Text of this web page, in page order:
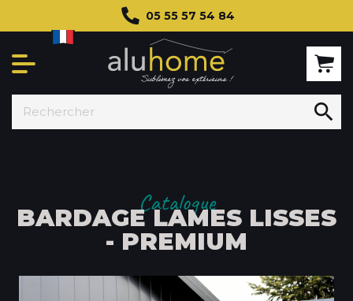
05 55 57 54 84

Catalogue
BARDAGE LAMES LISSES
- PREMIUM